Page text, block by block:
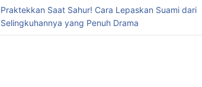
Praktekkan Saat Sahur! Cara Lepaskan Suami dari
Selingkuhannya yang Penuh Drama